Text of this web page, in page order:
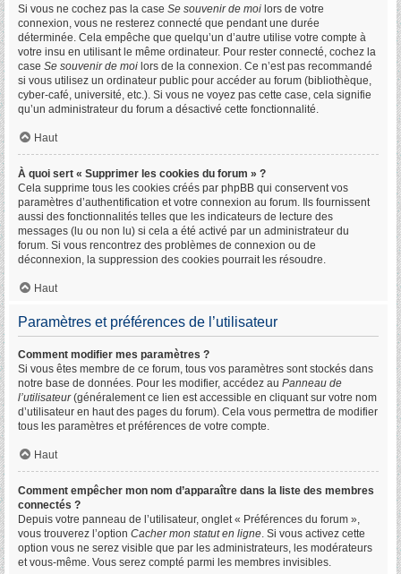
Si vous ne cochez pas la case Se souvenir de moi lors de votre
connexion, vous ne resterez connecté que pendant une durée
déterminée. Cela empêche que quelqu’un d’autre utilise votre compte à
votre insu en utilisant le même ordinateur. Pour rester connecté, cochez la
case Se souvenir de moi lors de la connexion. Ce n’est pas recommandé
si vous utilisez un ordinateur public pour accéder au forum (bibliothèque,
cyber-café, université, etc.). Si vous ne voyez pas cette case, cela signifie
qu’un administrateur du forum a désactivé cette fonctionnalité.
Haut
À quoi sert « Supprimer les cookies du forum » ?
Cela supprime tous les cookies créés par phpBB qui conservent vos
paramètres d’authentification et votre connexion au forum. Ils fournissent
aussi des fonctionnalités telles que les indicateurs de lecture des
messages (lu ou non lu) si cela a été activé par un administrateur du
forum. Si vous rencontrez des problèmes de connexion ou de
déconnexion, la suppression des cookies pourrait les résoudre.
Haut
Paramètres et préférences de l’utilisateur
Comment modifier mes paramètres ?
Si vous êtes membre de ce forum, tous vos paramètres sont stockés dans
notre base de données. Pour les modifier, accédez au Panneau de
l’utilisateur(généralement ce lien est accessible en cliquant sur votre nom
d’utilisateur en haut des pages du forum). Cela vous permettra de modifier
tous les paramètres et préférences de votre compte.
Haut
Comment empêcher mon nom d’apparaître dans la liste des membres
connectés ?
Depuis votre panneau de l’utilisateur, onglet « Préférences du forum »,
vous trouverez l’option Cacher mon statut en ligne. Si vous activez cette
option vous ne serez visible que par les administrateurs, les modérateurs
et vous-même. Vous serez compté parmi les membres invisibles.